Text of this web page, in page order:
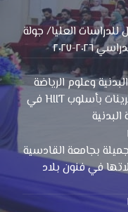
للدراسات العليا/ جولة
٢٠٢٧
وعلوم الرياضة
بجامعة القادسية ناقشت تأثير تمرينات بأسلوب HIIT في
بجامعة القادسية
في فنون بلاد